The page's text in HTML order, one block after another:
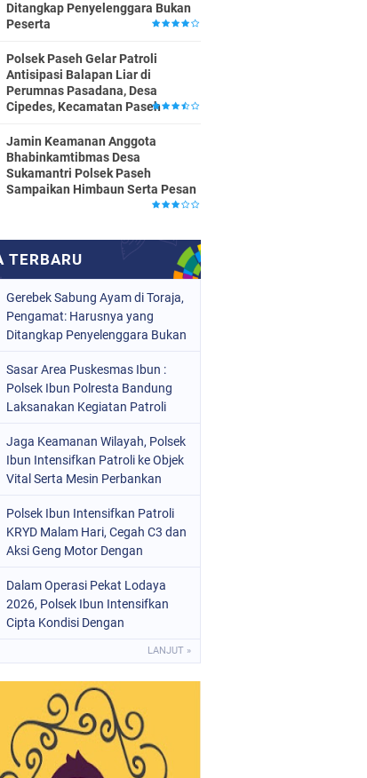
Ditangkap Penyelenggara Bukan
Peserta
Polsek Paseh Gelar Patroli
Antisipasi Balapan Liar di
Perumnas Pasadana, Desa
Cipedes, Kecamatan Paseh
Jamin Keamanan Anggota
Bhabinkamtibmas Desa
Sukamantri Polsek Paseh
Sampaikan Himbaun Serta Pesan
Gerebek Sabung Ayam di Toraja,
Pengamat: Harusnya yang
Ditangkap Penyelenggara Bukan
Sasar Area Puskesmas Ibun :
Polsek Ibun Polresta Bandung
Laksanakan Kegiatan Patroli
Jaga Keamanan Wilayah, Polsek
Ibun Intensifkan Patroli ke Objek
Vital Serta Mesin Perbankan
Polsek Ibun Intensifkan Patroli
KRYD Malam Hari, Cegah C3 dan
Aksi Geng Motor Dengan
Dalam Operasi Pekat Lodaya
2026, Polsek Ibun Intensifkan
Cipta Kondisi Dengan
LANJUT »